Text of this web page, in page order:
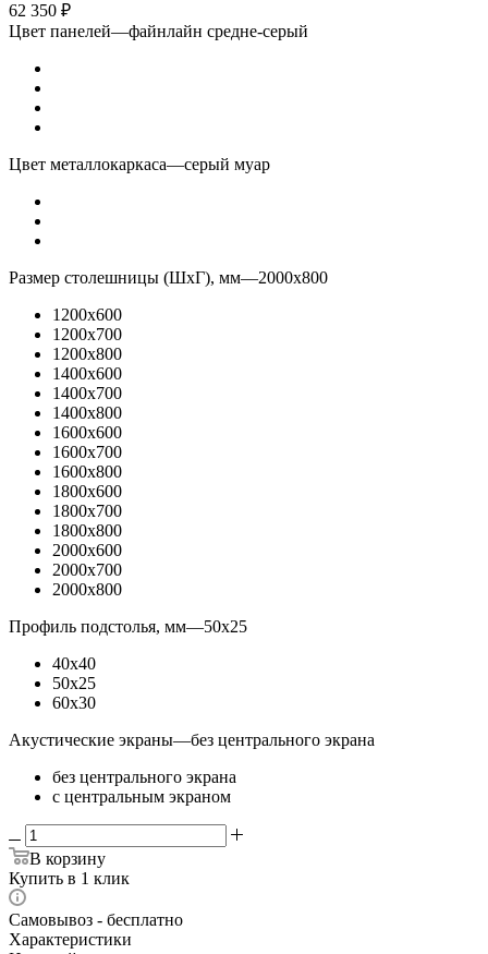
62 350 ₽
Цвет панелей—файнлайн средне-серый
Цвет металлокаркаса—серый муар
Размер столешницы (ШхГ), мм—2000x800
1200x600
1200x700
1200x800
1400x600
1400x700
1400x800
1600x600
1600x700
1600x800
1800x600
1800x700
1800x800
2000x600
2000x700
2000x800
Профиль подстолья, мм—50x25
40x40
50x25
60x30
Акустические экраны—без центрального экрана
без центрального экрана
с центральным экраном
В корзину
Купить в 1 клик
Самовывоз - бесплатно
Характеристики